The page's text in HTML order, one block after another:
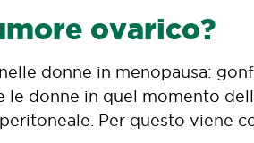
ovarico?
donne in menopausa:
donne in quel momento
Per questo viene